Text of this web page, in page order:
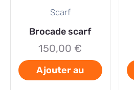
Scarf
Brocade scarf
150,00 €
Ajouter au